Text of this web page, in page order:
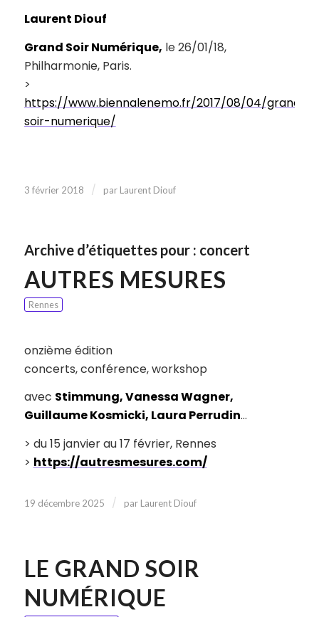
Laurent Diouf
Grand Soir Numérique, le 26/01/18,
Philharmonie, Paris.
>
https://www.biennalenemo.fr/2017/08/04/grand-
soir-numerique/
3 février 2018 / par Laurent Diouf
Archive d’étiquettes pour : concert
AUTRES MESURES
Rennes
onzième édition
concerts, conférence, workshop
avec Stimmung, Vanessa Wagner,
Guillaume Kosmicki, Laura Perrudin…
> du 15 janvier au 17 février, Rennes
> https://autresmesures.com/
19 décembre 2025 / par Laurent Diouf
LE GRAND SOIR
NUMÉRIQUE